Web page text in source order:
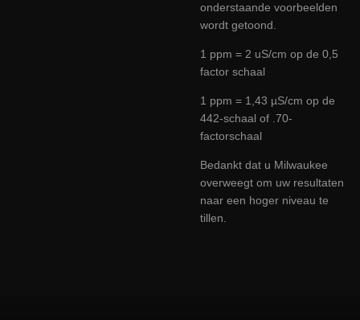
onderstaande voorbeelden
wordt getoond.
1 ppm = 2 uS/cm op de 0,5
factor schaal
1 ppm = 1,43 µS/cm op de
442-schaal of .70-
factorschaal
Bedankt dat u Milwaukee
overweegt om uw resultaten
naar een hoger niveau te
tillen.